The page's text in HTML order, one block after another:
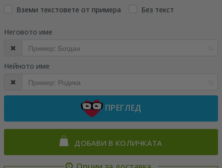
Вземи текстовете от примера Без текст
Неговото име
12
Нейното име
12
ПРЕГЛЕД
ДОБАВИ В КОЛИЧКАТА